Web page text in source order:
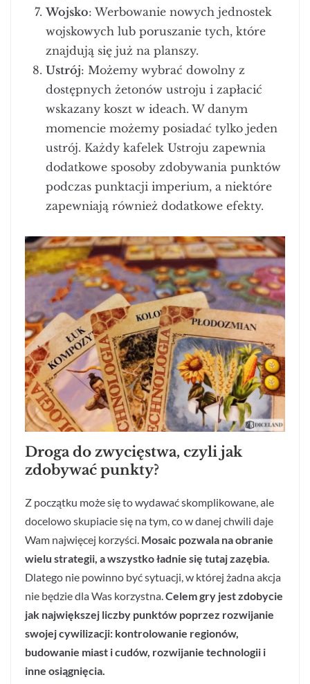
Wojsko: Werbowanie nowych jednostek
wojskowych lub poruszanie tych, które
znajdują się już na planszy.
Ustrój: Możemy wybrać dowolny z
dostępnych żetonów ustroju i zapłacić
wskazany koszt w ideach. W danym
momencie możemy posiadać tylko jeden
ustrój. Każdy kafelek Ustroju zapewnia
dodatkowe sposoby zdobywania punktów
podczas punktacji imperium, a niektóre
zapewniają również dodatkowe efekty.
Droga do zwycięstwa, czyli jak
zdobywać punkty?
Z początku może się to wydawać skomplikowane, ale
docelowo skupiacie się na tym, co w danej chwili daje
Wam najwięcej korzyści. Mosaic pozwala na obranie
wielu strategii, a wszystko ładnie się tutaj zazębia.
Dlatego nie powinno być sytuacji, w której żadna akcja
nie będzie dla Was korzystna.Celem gry jest zdobycie
jak największej liczby punktów poprzez rozwijanie
swojej cywilizacji: kontrolowanie regionów,
budowanie miast i cudów, rozwijanie technologii i
inne osiągnięcia.